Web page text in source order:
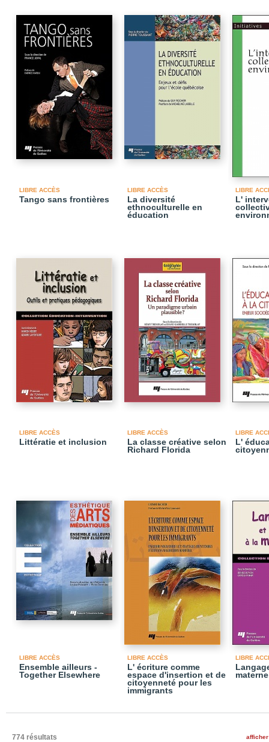
LIBRE ACCÈS
Tango sans frontières
LIBRE ACCÈS
La diversité
ethnoculturelle en
éducation
LIBRE
L'
LIBRE ACCÈS
Littératie et inclusion
LIBRE ACCÈS
La classe créative selon
Richard Florida
LIBRE
L'
LIBRE ACCÈS
Ensemble ailleurs -
Together Elsewhere
LIBRE ACCÈS
L' écriture comme
espace d'insertion et de
citoyenneté pour les
immigrants
LIBRE
774 résultats afficher